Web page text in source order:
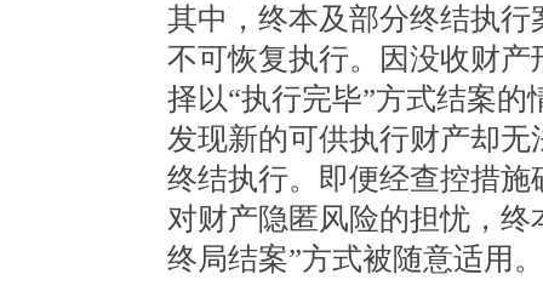
其中，终本及部分终结执
不可恢复执行。因没收财
择以“执行完毕”方式结案
发现新的可供执行财产却
终结执行。即便经查控措
对财产隐匿风险的担忧，终
终局结案”方式被随意适用。